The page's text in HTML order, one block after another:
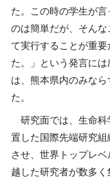
た。この時の学生が
のは簡単だが、そん
て実行することが重
た。」という発言に
は、熊本県内のみな
た。
研究面では、生命科
置した国際先端研究
させ、世界トップレ
越した研究者が数多